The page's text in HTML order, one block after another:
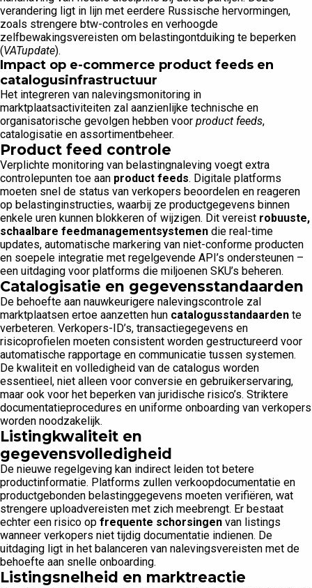
verandering ligt in lijn met eerdere Russische hervormingen,
zoals strengere btw-controles en verhoogde
zelfbewakingsvereisten om belastingontduiking te beperken
(VATupdate).
Impact op e-commerce product feeds en
catalogusinfrastructuur
Het integreren van nalevingsmonitoring in
marktplaatsactiviteiten zal aanzienlijke technische en
organisatorische gevolgen hebben voor product feeds,
catalogisatie en assortimentbeheer.
Product feed controle
Verplichte monitoring van belastingnaleving voegt extra
controlepunten toe aan product feeds. Digitale platforms
moeten snel de status van verkopers beoordelen en reageren
op belastinginstructies, waarbij ze productgegevens binnen
enkele uren kunnen blokkeren of wijzigen. Dit vereist robuuste,
schaalbare feedmanagementsystemen die real-time
updates, automatische markering van niet-conforme producten
en soepele integratie met regelgevende API’s ondersteunen –
een uitdaging voor platforms die miljoenen SKU’s beheren.
Catalogisatie en gegevensstandaarden
De behoefte aan nauwkeurigere nalevingscontrole zal
marktplaatsen ertoe aanzetten hun catalogusstandaarden te
verbeteren. Verkopers-ID’s, transactiegegevens en
risicoprofielen moeten consistent worden gestructureerd voor
automatische rapportage en communicatie tussen systemen.
De kwaliteit en volledigheid van de catalogus worden
essentieel, niet alleen voor conversie en gebruikerservaring,
maar ook voor het beperken van juridische risico’s. Striktere
documentatieprocedures en uniforme onboarding van verkopers
worden noodzakelijk.
Listingkwaliteit en
gegevensvolledigheid
De nieuwe regelgeving kan indirect leiden tot betere
productinformatie. Platforms zullen verkoopdocumentatie en
productgebonden belastinggegevens moeten verifiëren, wat
strengere uploadvereisten met zich meebrengt. Er bestaat
echter een risico op frequente schorsingen van listings
wanneer verkopers niet tijdig documentatie indienen. De
uitdaging ligt in het balanceren van nalevingsvereisten met de
behoefte aan snelle onboarding.
Listingsnelheid en marktreactie